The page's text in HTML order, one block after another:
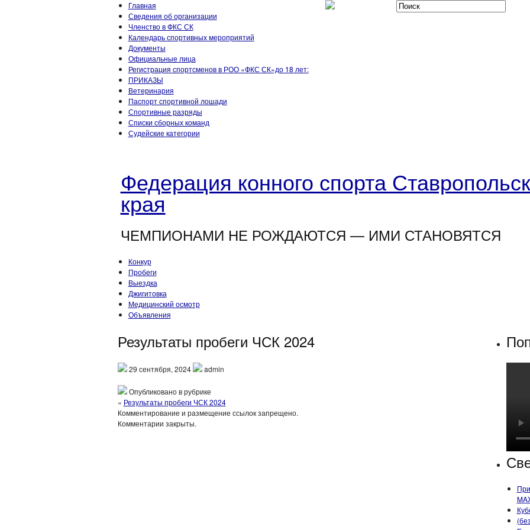
Главная
Сведения об организации
Членство в ФКС СК
Календарь спортивных мероприятий
Документы
Официальные лица
Регистрация спортсменов в РОО «ФКС СК»до 18 лет:
ПРИКАЗЫ
Ветеринария
Паспорт спортивной лошади
Спортивные разряды
Списки сборных команд
Судейские категории
Федерация конного спорта
края
ЧЕМПИОНАМИ НЕ РОЖДАЮТСЯ — ИМИ СТАНОВЯТСЯ
Конкур
Пробеги
Выездка
Джигитовка
Медицинский осмотр
Объявления
Результаты пробеги ЧСК 2024
29 сентября, 2024 admin
Опубликовано в рубрике
« Результаты пробеги ЧСК 2024
Комментирование и размещение ссылок запрещено.
Комментарии закрыты.